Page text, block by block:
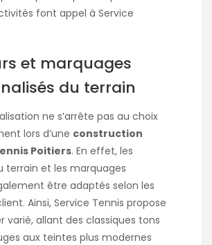
font appel à Service
et marquages
du terrain
ne s’arrête pas au choix
lors d’une construction
Poitiers. En effet, les
terrain et les marquages
être adaptés selon les
Ainsi, Service Tennis propose
varié, allant des classiques tons
aux teintes plus modernes